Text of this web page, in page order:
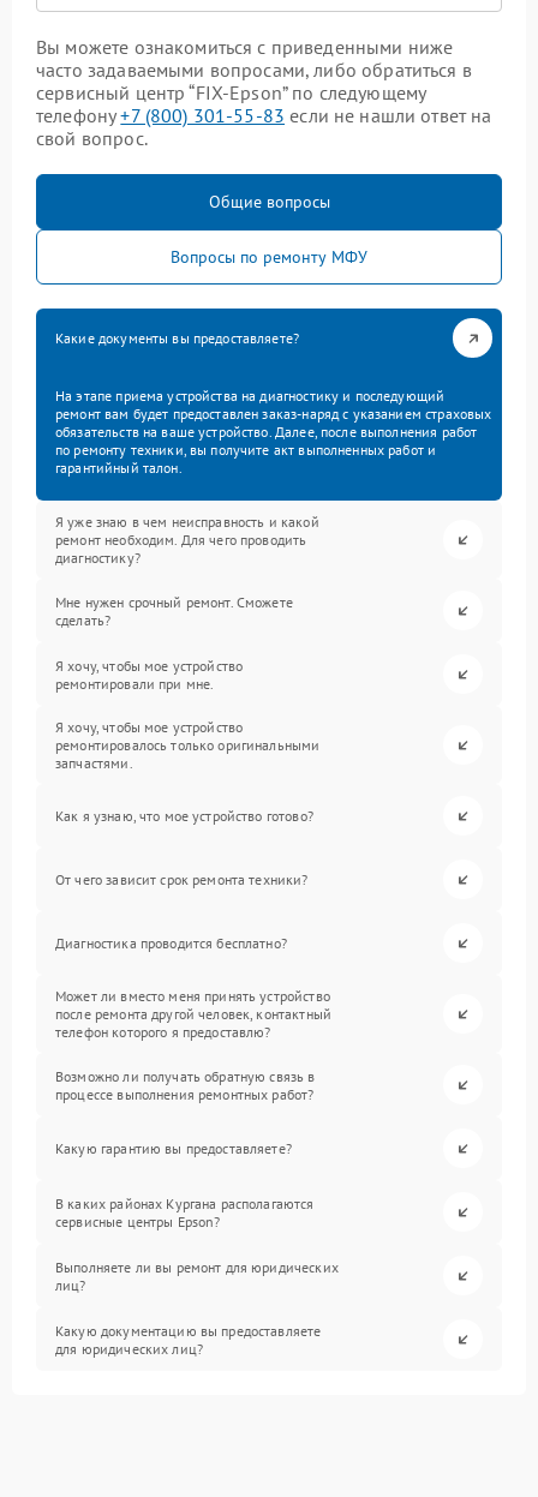
Вы можете ознакомиться с приведенными ниже
часто задаваемыми вопросами, либо обратиться в
сервисный центр “FIX-Epson” по следующему
телефону+7 (800) 301-55-83 если не нашли ответ на
свой вопрос.
Общие вопросы
Вопросы по ремонту МФУ
Какие документы вы предоставляете?
На этапе приема устройства на диагностику и последующий
ремонт вам будет предоставлен заказ-наряд с указанием страховых
обязательств на ваше устройство. Далее, после выполнения работ
по ремонту техники, вы получите акт выполненных работ и
гарантийный талон.
Я уже знаю в чем неисправность и какой
ремонт необходим. Для чего проводить
диагностику?
Мне нужен срочный ремонт. Сможете
сделать?
Я хочу, чтобы мое устройство
ремонтировали при мне.
Я хочу, чтобы мое устройство
ремонтировалось только оригинальными
запчастями.
Как я узнаю, что мое устройство готово?
От чего зависит срок ремонта техники?
Диагностика проводится бесплатно?
Может ли вместо меня принять устройство
после ремонта другой человек, контактный
телефон которого я предоставлю?
Возможно ли получать обратную связь в
процессе выполнения ремонтных работ?
Какую гарантию вы предоставляете?
В каких районах Кургана располагаются
сервисные центры Epson?
Выполняете ли вы ремонт для юридических
лиц?
Какую документацию вы предоставляете
для юридических лиц?